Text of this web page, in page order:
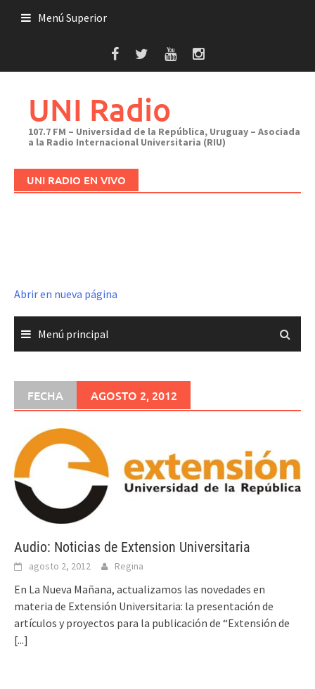
Menú Superior
UNI Radio
107.7 FM – Universidad de la República, Uruguay – Asociada
a la Radio Internacional Universitaria (RIU)
UNI RADIO EN VIVO
Abrir en nueva página
Menú principal
FECHA AGOSTO 2, 2012
Audio: Noticias de Extension Universitaria
agosto 2, 2012 Regina
En La Nueva Mañana, actualizamos las novedades en
materia de Extensión Universitaria: la presentación de
artículos y proyectos para la publicación de “Extensión de
[...]